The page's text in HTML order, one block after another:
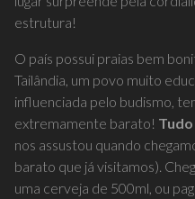
estrutura!
O país possui praias bem
Tailândia, um povo muito
influenciada pelo budismo,
extremamente barato!
nos assustou quando
barato que já visitamos).
uma cerveja de 500ml, ou